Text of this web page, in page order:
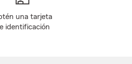
una tarjeta
identificación